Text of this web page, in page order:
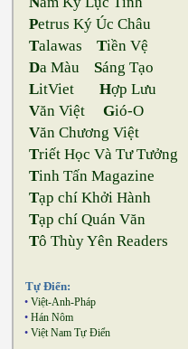
Petrus Ký Úc Châu
Talawas Tiền Vệ
Da Màu Sáng Tạo
LitViet Hợp Lưu
Văn Việt Gió-O
Văn Chương Việt
Triết Học Và Tư Tưởng
Tinh Tấn Magazine
Tạp chí Khởi Hành
Tạp chí Quán Văn
Tô Thùy Yên Readers
Tự Điển:
• Việt-Anh-Pháp
• Hán Nôm
• Việt Nam Tự Điển